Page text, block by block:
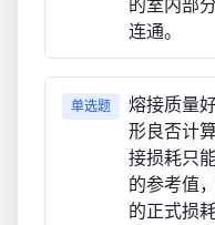
的室内部
连通。
单选题
熔接质量
形良否计
接损耗只
的参考值
的正式损